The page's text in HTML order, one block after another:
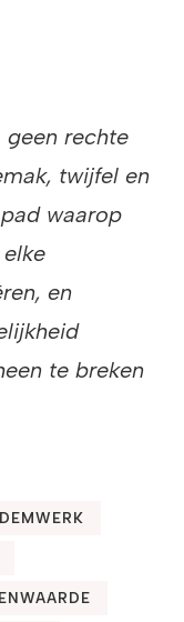
rechte
twijfel en
waarop
en
te breken